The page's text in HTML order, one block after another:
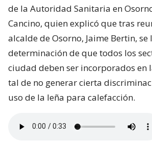
de la Autoridad Sanitaria en
Cancino, quien explicó que tras
alcalde de Osorno, Jaime Bertin, se
determinación de que todos los
ciudad deben ser incorporados en
tal de no generar cierta
uso de la leña para calefacción.